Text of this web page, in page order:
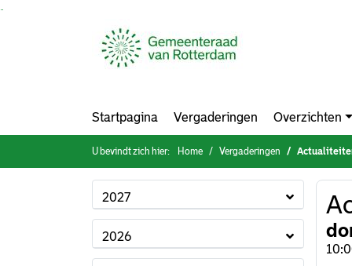
Startpagina Vergaderingen Overzichten
U bevindt zich hier: Home Vergaderingen
2027
2026